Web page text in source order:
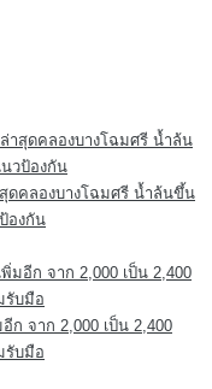
สุดคลองบางโฉมศรี น้ำล้นขึ้น
องกัน
ก จาก 2,000 เป็น 2,400
รับมือ